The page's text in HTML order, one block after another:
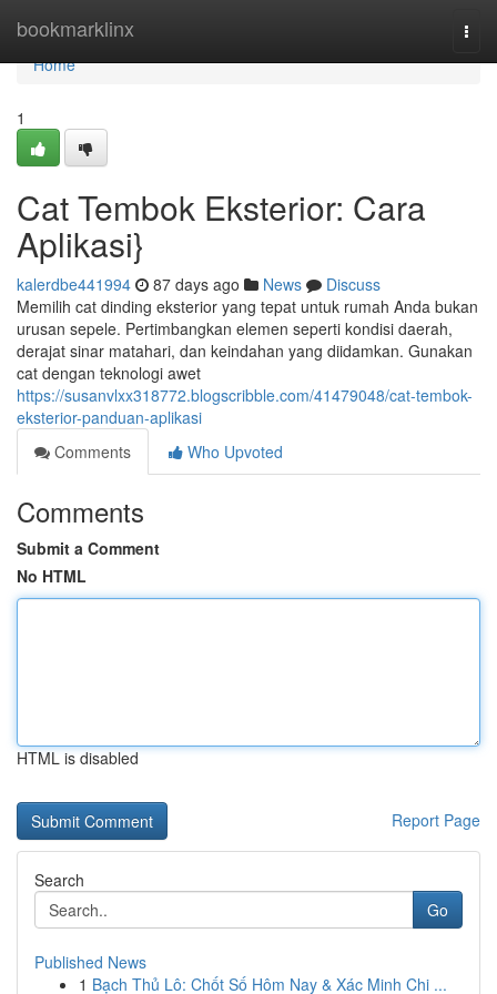
bookmarklinx
Home
Home
1
Cat Tembok Eksterior: Cara
Aplikasi}
kalerdbe441994 87 days ago News
Discuss
Memilih cat dinding eksterior yang tepat untuk rumah Anda bukan
urusan sepele. Pertimbangkan elemen seperti kondisi daerah,
derajat sinar matahari, dan keindahan yang diidamkan. Gunakan
cat dengan teknologi awet
https://susanvlxx318772.blogscribble.com/41479048/cat-tembok-
eksterior-panduan-aplikasi
Comments
Who Upvoted
Comments
Submit a Comment
No HTML
HTML is disabled
Report Page
Search
Go
Published News
1 Bạch Thủ Lô: Chốt Số Hôm Nay & Xác Minh Chi ...